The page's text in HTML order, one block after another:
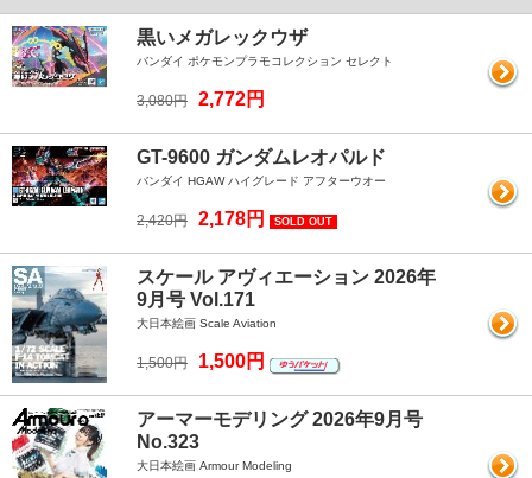
黒いメガレックウザ
バンダイ ポケモンプラモコレクション セレクト
3,080円 2,772円
GT-9600 ガンダムレオパルド
バンダイ HGAW ハイグレード アフターウオー
2,420円 2,178円 SOLD OUT
スケール アヴィエーション 2026年
9月号 Vol.171
大日本絵画 Scale Aviation
1,500円 1,500円
アーマーモデリング 2026年9月号
No.323
大日本絵画 Armour Modeling